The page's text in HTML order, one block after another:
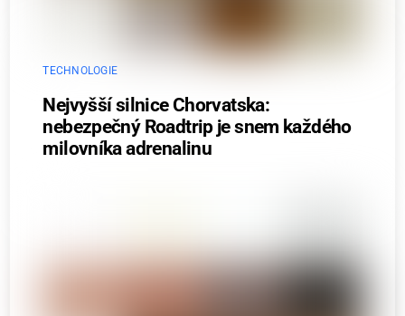
TECHNOLOGIE
Nejvyšší silnice Chorvatska:
nebezpečný Roadtrip je snem každého
milovníka adrenalinu